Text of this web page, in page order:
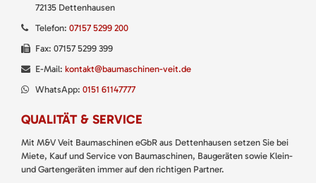
72135 Dettenhausen
Telefon: 07157 5299 200
Fax: 07157 5299 399
E-Mail: kontakt@baumaschinen-veit.de
WhatsApp: 0151 61147777
QUALITÄT & SERVICE
Mit M&V Veit Baumaschinen eGbR aus Dettenhausen setzen Sie bei
Miete, Kauf und Service von Baumaschinen, Baugeräten sowie Klein-
und Gartengeräten immer auf den richtigen Partner.